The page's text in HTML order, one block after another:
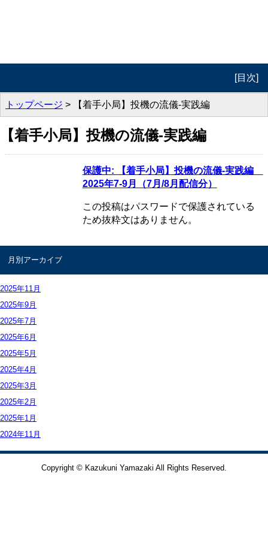
[目次]
トップ
プロフィール
週報 投機の流儀
お問合せ
トップページ > 【着手小局】投機の流儀-実践編
【着手小局】投機の流儀-実践編
保護中: 【着手小局】投機の流儀-実践編
2025年7-9月（7月/8月配信分）
この投稿はパスワードで保護されている
ため抜粋文はありません。
月別アーカイブ
2025年11月
2025年9月
2025年7月
2025年6月
2025年5月
2025年4月
2025年3月
2025年2月
2025年1月
2024年11月
Copyright © Kazukuni Yamazaki All Rights Reserved.